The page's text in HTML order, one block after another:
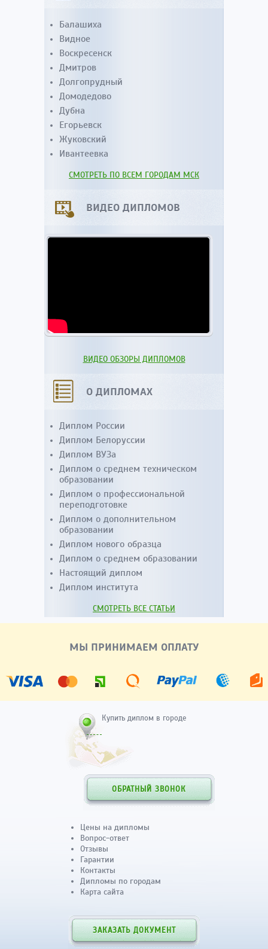
Балашиха
Видное
Воскресенск
Дмитров
Долгопрудный
Домодедово
Дубна
Егорьевск
Жуковский
Ивантеевка
СМОТРЕТЬ ПО ВСЕМ ГОРОДАМ МСК
ВИДЕО ДИПЛОМОВ
ВИДЕО ОБЗОРЫ ДИПЛОМОВ
О ДИПЛОМАХ
Диплом России
Диплом Белоруссии
Диплом ВУЗа
Диплом о среднем техническом
образовании
Диплом о профессиональной
переподготовке
Диплом о дополнительном
образовании
Диплом нового образца
Диплом о среднем образовании
Настоящий диплом
Диплом института
СМОТРЕТЬ ВСЕ СТАТЬИ
МЫ ПРИНИМАЕМ ОПЛАТУ
Купить диплом в городе
ОБРАТНЫЙ ЗВОНОК
Цены на дипломы
Вопрос-ответ
Отзывы
Гарантии
Контакты
Дипломы по городам
Карта сайта
ЗАКАЗАТЬ ДОКУМЕНТ